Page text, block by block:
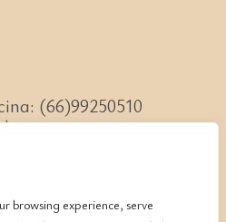
browsing experience, serve
(66)99250510